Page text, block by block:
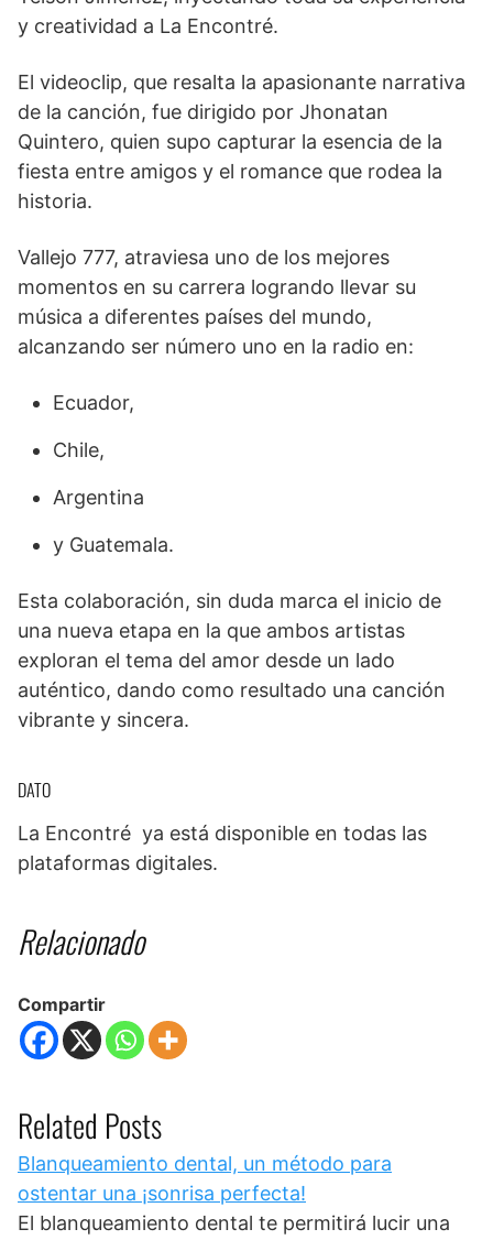
y creatividad a La Encontré.
El videoclip, que resalta la apasionante narrativa
de la canción, fue dirigido por Jhonatan
Quintero, quien supo capturar la esencia de la
fiesta entre amigos y el romance que rodea la
historia.
Vallejo 777, atraviesa uno de los mejores
momentos en su carrera logrando llevar su
música a diferentes países del mundo,
alcanzando ser número uno en la radio en:
Ecuador,
Chile,
Argentina
y Guatemala.
Esta colaboración, sin duda marca el inicio de
una nueva etapa en la que ambos artistas
exploran el tema del amor desde un lado
auténtico, dando como resultado una canción
vibrante y sincera.
DATO
La Encontré ya está disponible en todas las
plataformas digitales.
Relacionado
Compartir
Related Posts
Blanqueamiento dental, un método para
ostentar una ¡sonrisa perfecta!
El blanqueamiento dental te permitirá lucir una